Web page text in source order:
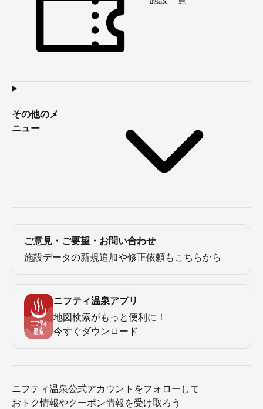
その他のメ
ニュー
ご意見・ご要望・お問い合わせ
施設データの新規追加や修正依頼もこちらから
ニフティ温泉アプリ
地図検索がもっと便利に！
今すぐダウンロード
ニフティ温泉公式アカウントをフォローして
おトク情報やクーポン情報を受け取ろう